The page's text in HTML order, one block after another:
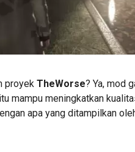
proyek TheWorse? Ya, mod
mampu meningkatkan
apa yang ditampilkan